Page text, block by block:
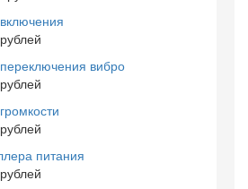
вибро
питания